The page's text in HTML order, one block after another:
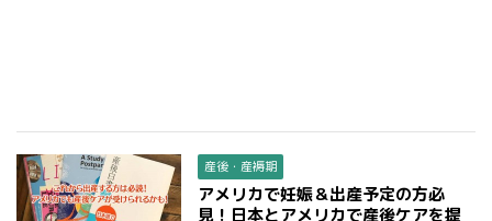
産後・産褥期
アメリカで妊娠＆出産予定の方必
見！日本とアメリカで産後ケアを提